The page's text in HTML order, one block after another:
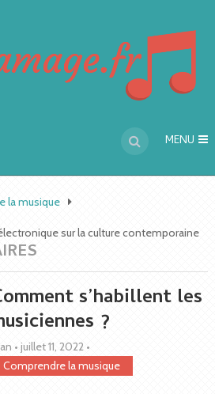
MENU
la musique
sur la culture contemporaine
s’habillent les
?
• juillet 11, 2022•
Comprendre la musique